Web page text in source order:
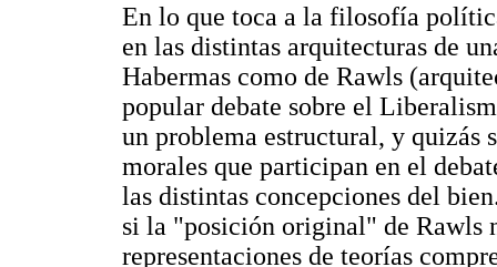
En lo que toca a la filosofía
en las distintas arquitecturas de
Habermas como de Rawls
popular debate sobre el
un problema estructural, y quizás
morales que participan en el
las distintas concepciones del
si la "posición original" de Rawls
representaciones de teorías